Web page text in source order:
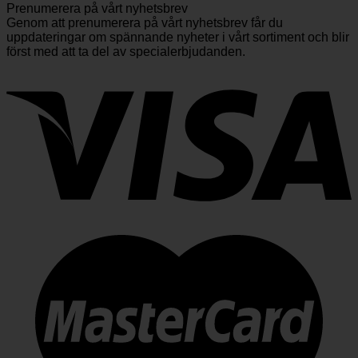
Prenumerera på vårt nyhetsbrev
Genom att prenumerera på vårt nyhetsbrev får du
uppdateringar om spännande nyheter i vårt sortiment och blir
först med att ta del av specialerbjudanden.